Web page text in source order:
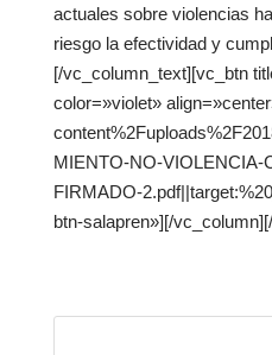
actuales sobre violencias
riesgo la efectividad y
[/vc_column_text][vc_btn
color=»violet»
MIENTO-NO-
FIRMADO-
btn-salapren»][/